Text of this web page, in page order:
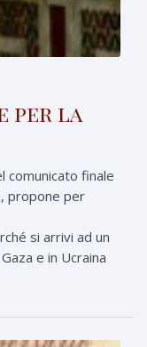
per la
comunicato finale
propone per
si arrivi ad un
e in Ucraina